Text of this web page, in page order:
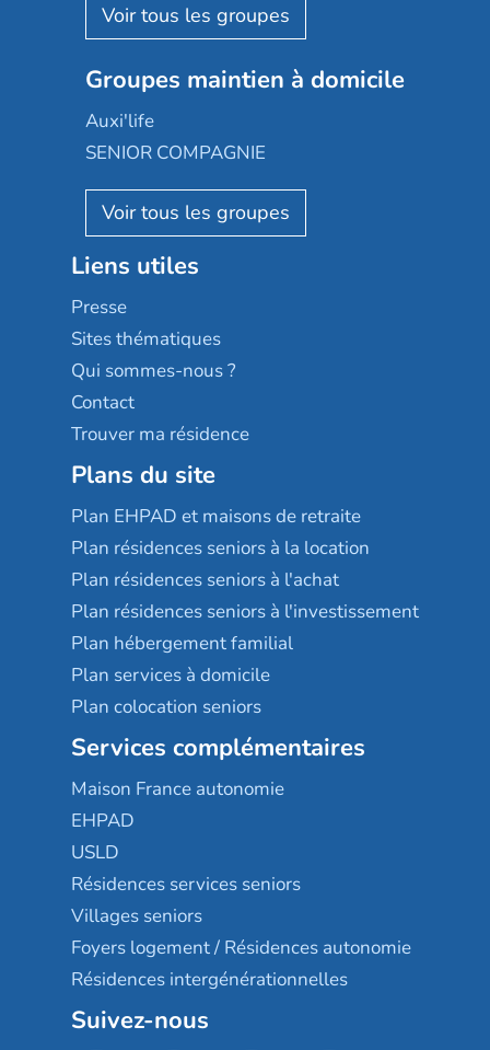
Aquarelia
Nexity edenea
Les jardins d'Arcadie
Occitalia
Appartseniors
Reseda
Stella management
Les villages d'or
Sérénys
Résidences services Villa Médicis
Emera
Groupe SOS
Le Noble Âge
Almage
Résidalya
Groupe aplus
Groupes maintien à domicile
Auxi'life
SENIOR COMPAGNIE
AGE D'OR Services
Liens utiles
Presse
Sites thématiques
Qui sommes-nous ?
Contact
Trouver ma résidence
Plans du site
Plan EHPAD et maisons de retraite
Plan résidences seniors à la location
Plan résidences seniors à l'achat
Plan résidences seniors à l'investissement
Plan hébergement familial
Plan services à domicile
Plan colocation seniors
Services complémentaires
Maison France autonomie
EHPAD
USLD
Résidences services seniors
Villages seniors
Foyers logement / Résidences autonomie
Résidences intergénérationnelles
Suivez-nous